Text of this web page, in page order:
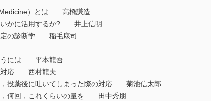
）とは……高橋謙造
かに活用するか?……井上信明
の診断学……稲毛康司
うには……平本龍吾
対応……西村龍夫
投薬後に吐いてしまった際の対応……菊池信太郎
何回，これくらいの量を……田中秀朋